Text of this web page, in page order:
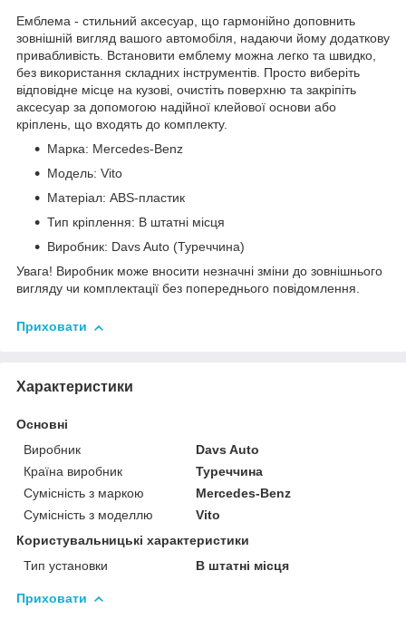
Емблема - стильний аксесуар, що гармонійно доповнить
зовнішній вигляд вашого автомобіля, надаючи йому додаткову
привабливість. Встановити емблему можна легко та швидко,
без використання складних інструментів. Просто виберіть
відповідне місце на кузові, очистіть поверхню та закріпіть
аксесуар за допомогою надійної клейової основи або
кріплень, що входять до комплекту.
Марка: Mercedes-Benz
Модель: Vito
Матеріал: ABS-пластик
Тип кріплення: В штатні місця
Виробник: Davs Auto (Туреччина)
Увага! Виробник може вносити незначні зміни до зовнішнього
вигляду чи комплектації без попереднього повідомлення.
Приховати
Характеристики
Основні
Виробник
Davs Auto
Країна виробник
Туреччина
Сумісність з маркою
Mercedes-Benz
Сумісність з моделлю
Vito
Користувальницькі характеристики
Тип установки
В штатні місця
Приховати